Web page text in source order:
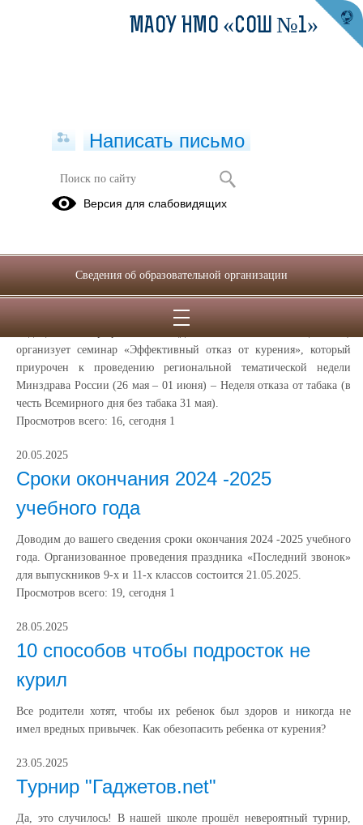
Публикации за Май 2025
Семинар «Эффективный отказ от
курения»
ГАУЗ СО «Областной центр общественного здоровья и
организует семинар «Эффективный отказ от курения», который
приурочен к проведению региональной тематической недели
Минздрава России (26 мая – 01 июня) – Неделя отказа от табака (в
честь Всемирного дня без табака 31 мая).
Просмотров всего: 16, сегодня 1
20.05.2025
Сроки окончания 2024 -2025
учебного года
Доводим до вашего сведения сроки окончания 2024 -2025 учебного
года. Организованное проведения праздника «Последний звонок»
для выпускников 9-х и 11-х классов состоится 21.05.2025.
Просмотров всего: 19, сегодня 1
28.05.2025
10 способов чтобы подросток не
курил
Все родители хотят, чтобы их ребенок был здоров и никогда не
имел вредных привычек. Как обезопасить ребенка от курения?
23.05.2025
Турнир "Гаджетов.net"
Да, это случилось! В нашей школе прошёл невероятный турнир,
МАОУ НМО «СОШ №1»
Написать письмо
Версия для слабовидящих
Сведения об образовательной организации